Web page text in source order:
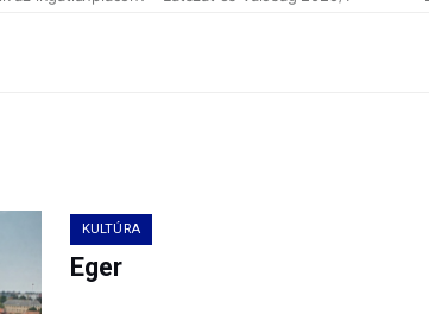
KULTÚRA
Eger